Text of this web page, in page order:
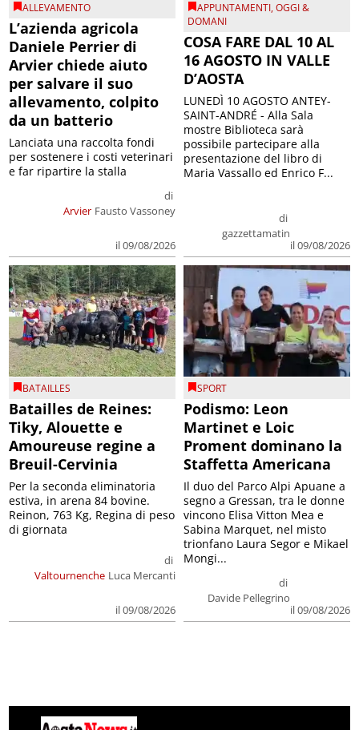
ALLEVAMENTO
L’azienda agricola
Daniele Perrier di
Arvier chiede aiuto
per salvare il suo
allevamento, colpito
da un batterio
Arvier
di
Fausto Vassoney
il 09/08/2026
Lanciata una raccolta fondi
per sostenere i costi veterinari
e far ripartire la stalla
APPUNTAMENTI,OGGI &
DOMANI
COSA FARE DAL 10 AL
16 AGOSTO IN VALLE
D’AOSTA
di
gazzettamatin
il 09/08/2026
LUNEDÌ 10 AGOSTO ANTEY-
SAINT-ANDRÉ - Alla Sala
mostre Biblioteca sarà
possibile partecipare alla
presentazione del libro di
Maria Vassallo ed Enrico F...
BATAILLES
Batailles de Reines:
Tiky, Alouette e
Amoureuse regine a
Breuil-Cervinia
Valtournenche
di
Luca Mercanti
il 09/08/2026
Per la seconda eliminatoria
estiva, in arena 84 bovine.
Reinon, 763 Kg, Regina di peso
di giornata
SPORT
Podismo: Leon
Martinet e Loic
Proment dominano la
Staffetta Americana
di
Davide Pellegrino
il 09/08/2026
Il duo del Parco Alpi Apuane a
segno a Gressan, tra le donne
vincono Elisa Vitton Mea e
Sabina Marquet, nel misto
trionfano Laura Segor e Mikael
Mongi...